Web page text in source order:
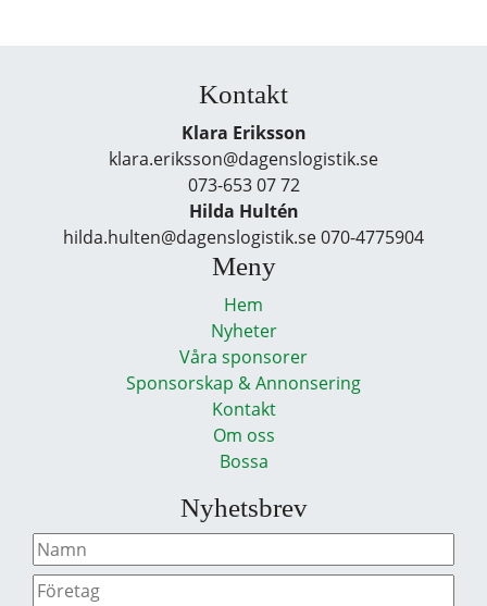
Kontakt
Klara Eriksson
klara.eriksson@dagenslogistik.se
073-653 07 72
Hilda Hultén
hilda.hulten@dagenslogistik.se 070-4775904
Meny
Hem
Nyheter
Våra sponsorer
Sponsorskap & Annonsering
Kontakt
Om oss
Bossa
Nyhetsbrev